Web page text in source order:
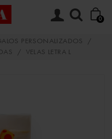
0
PERSONALIZADOS
/
/ VELAS LETRA L